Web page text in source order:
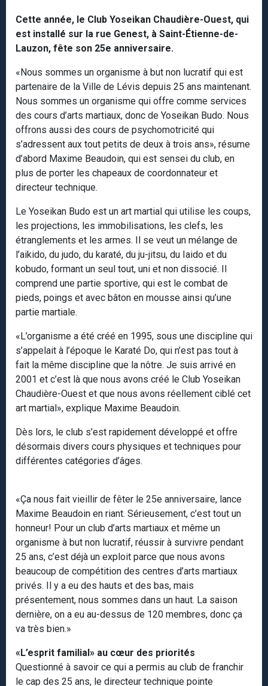
Cette année, le Club Yoseikan Chaudière-Ouest, qui
est installé sur la rue Genest, à Saint-Étienne-de-
Lauzon, fête son 25e anniversaire.
«Nous sommes un organisme à but non lucratif qui est
partenaire de la Ville de Lévis depuis 25 ans maintenant.
Nous sommes un organisme qui offre comme services
des cours d’arts martiaux, donc de Yoseikan Budo. Nous
offrons aussi des cours de psychomotricité qui
s’adressent aux tout petits de deux à trois ans», résume
d’abord Maxime Beaudoin, qui est sensei du club, en
plus de porter les chapeaux de coordonnateur et
directeur technique.
Le Yoseikan Budo est un art martial qui utilise les coups,
les projections, les immobilisations, les clefs, les
étranglements et les armes. Il se veut un mélange de
l’aikido, du judo, du karaté, du ju-jitsu, du Iaido et du
kobudo, formant un seul tout, uni et non dissocié. Il
comprend une partie sportive, qui est le combat de
pieds, poings et avec bâton en mousse ainsi qu’une
partie martiale.
«L’organisme a été créé en 1995, sous une discipline qui
s’appelait à l’époque le Karaté Do, qui n’est pas tout à
fait la même discipline que la nôtre. Je suis arrivé en
2001 et c’est là que nous avons créé le Club Yoseikan
Chaudière-Ouest et que nous avons réellement ciblé cet
art martial», explique Maxime Beaudoin.
Dès lors, le club s’est rapidement développé et offre
désormais divers cours physiques et techniques pour
différentes catégories d’âges.
«Ça nous fait vieillir de fêter le 25e anniversaire, lance
Maxime Beaudoin en riant. Sérieusement, c’est tout un
honneur! Pour un club d’arts martiaux et même un
organisme à but non lucratif, réussir à survivre pendant
25 ans, c’est déjà un exploit parce que nous avons
beaucoup de compétition des centres d’arts martiaux
privés. Il y a eu des hauts et des bas, mais
présentement, nous sommes dans un haut. La saison
dernière, on a eu au-dessus de 120 membres, donc ça
va très bien.»
«L’esprit familial» au cœur des priorités
Questionné à savoir ce qui a permis au club de franchir
le cap des 25 ans, le directeur technique pointe